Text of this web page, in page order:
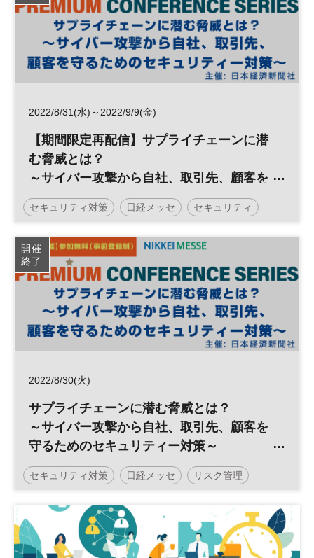
2022/8/31(水)～2022/9/9(金)
【期間限定再配信】サプライチェーンに潜
む脅威とは？
～サイバー攻撃から自社、取引先、顧客を
守るためのセキュリティー対策～
セキュリティ対策 日経メッセ セキュリティ
リスク管理 リスクマネジメント サイバー攻撃
サプライチェーン 参加無料
日経メッセプレミアム・カンファレンス・シリーズ
プレミアム・カンファレンス・シリーズ
開催
終了
2022/8/30(火)
サプライチェーンに潜む脅威とは？
～サイバー攻撃から自社、取引先、顧客を
守るためのセキュリティー対策～
セキュリティ対策 日経メッセ リスク管理
リスクマネジメント
サプライチェーン 参加無料